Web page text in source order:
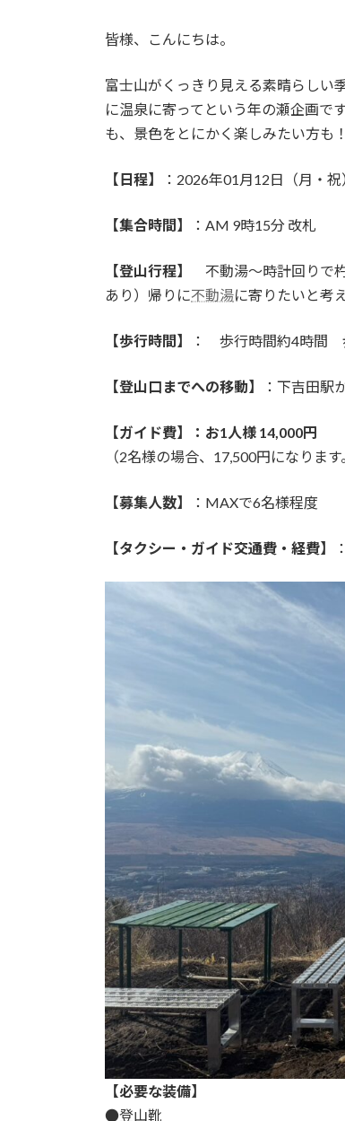
皆様、こんにちは。
富士山がくっきり見える素晴らしい
に温泉に寄ってという年の瀬企画で
も、景色をとにかく楽しみたい方も
【日程】 ：2026年01月12日（月・祝
【集合時間】 ：AM 9時15分 改札
【登山行程】
不動湯〜時計回りで
あり）帰りに不動湯に寄りたいと考
【歩行時間】 ： 歩行時間約4時間
【登山口までへの移動】 ：下吉田駅
【ガイド費】：お1人様 14,000円
（2名様の場合、17,500円になりま
【募集人数】 ：MAXで6名様程度
【タクシー・ガイド交通費・経費】
【必要な装備】
●登山靴